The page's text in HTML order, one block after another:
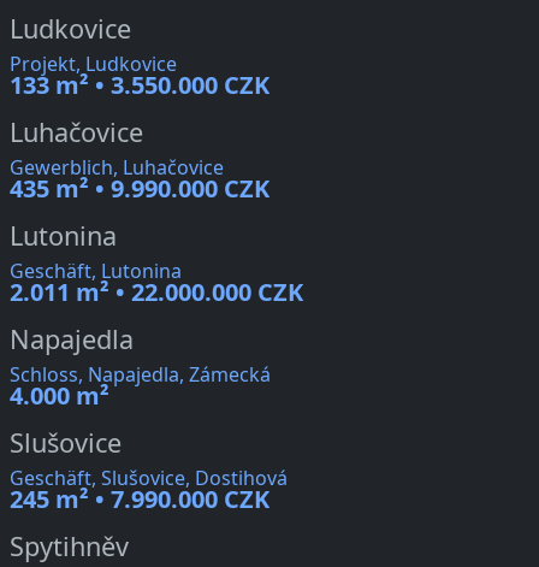
Ludkovice
Projekt, Ludkovice
133 m² • 3.550.000 CZK
Luhačovice
Gewerblich, Luhačovice
435 m² • 9.990.000 CZK
Lutonina
Geschäft, Lutonina
2.011 m² • 22.000.000 CZK
Napajedla
Schloss, Napajedla, Zámecká
4.000 m²
Slušovice
Geschäft, Slušovice, Dostihová
245 m² • 7.990.000 CZK
Spytihněv